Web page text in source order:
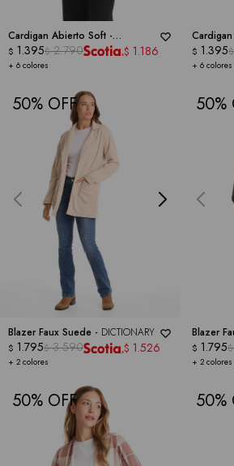
Cardigan Abierto Soft -
DICTIONARY
+ 6 colores
$ 1.395$ 2.790 $ 1.186
+ 6 colores
$ 1.395$
50
Blazer Faux Suede - DICTIONARY
+ 2 colores
$ 1.795$ 3.590 $ 1.526
50
Blazer
+ 2 colores
$ 1.795$
50 50